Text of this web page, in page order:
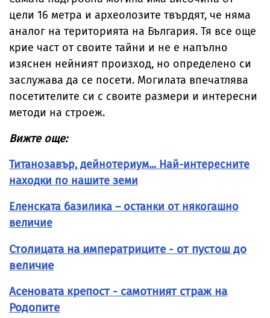
цели 16 метра и археолозите твърдят, че няма
аналог на територията на България. Тя все още
крие част от своите тайни и не е напълно
изяснен нейният произход, но определено си
заслужава да се посети. Могилата впечатлява
посетителите си с своите размери и интересни
методи на строеж.
Вижте още:
Титанозавър, дейнотериум... Най-интересните
находки по нашите земи
Еленската базилика – останки от някогашно
величие
Столицата на императриците - от пустош до
величие
Асеновата крепост - самотният страж на
Родопите